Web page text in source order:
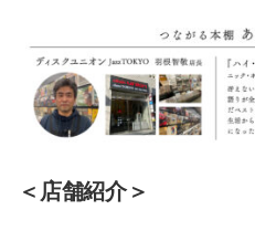
＜店舗紹介＞